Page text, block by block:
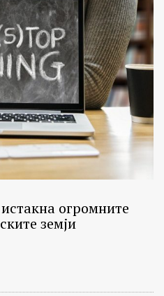
огромните
земји